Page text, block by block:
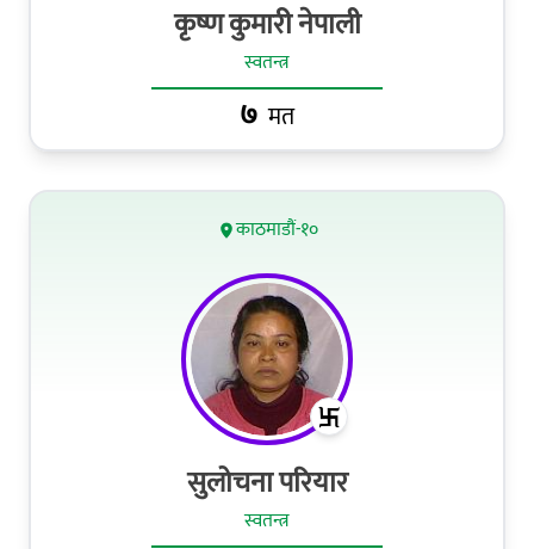
कृष्ण कुमारी नेपाली
स्वतन्त्र
७ मत
काठमाडौं-१०
सुलोचना परियार
स्वतन्त्र